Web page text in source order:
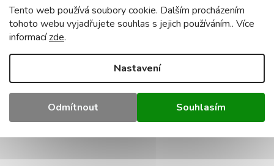
Tento web používá soubory cookie. Dalším procházením
tohoto webu vyjadřujete souhlas s jejich používáním.. Více
informacízde.
Nastavení
Odmítnout Souhlasím
✅Pro všechny typy venkovních prací.
✅Ve špatně osvětlených místnostech
✅ Na zahradě
✅Na parkovišti